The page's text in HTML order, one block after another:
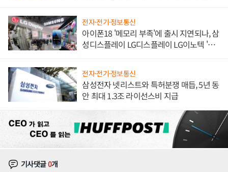
전자·전기·정보통신
아이폰18 '메모리 부족'에 출시 지연되나, 삼
성디스플레이 LG디스플레이 LG이노텍 '탈
전자·전기·정보통신
삼성전자 넷리스트와 특허분쟁 매듭, 5년 동
안 최대 1.3조 라이선스비 지급
기사댓글0개